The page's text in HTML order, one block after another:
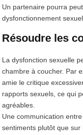
Un partenaire pourra
dysfonctionnement
Résoudre les
La dysfonction sexuelle
chambre à coucher. Par
amie le critique
rapports sexuels, ce qui
agréables.
Une communication
sentiments plutôt que